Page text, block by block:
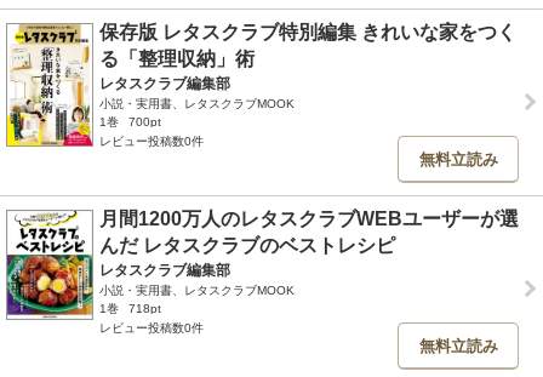
保存版 レタスクラブ特別編集 きれいな家をつく
る「整理収納」術
レタスクラブ編集部
小説・実用書、レタスクラブMOOK
1巻
700pt
レビュー投稿数0件
無料立読み
月間1200万人のレタスクラブWEBユーザーが選
んだ レタスクラブのベストレシピ
レタスクラブ編集部
小説・実用書、レタスクラブMOOK
1巻
718pt
レビュー投稿数0件
無料立読み